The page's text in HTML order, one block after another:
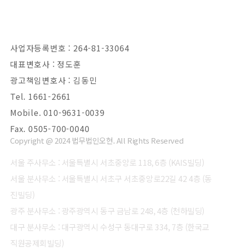
사업자등록번호 : 264-81-33064
대표변호사 : 정도훈
광고책임변호사 : 김동민
Tel. 1661-2661
Mobile. 010-9631-0039
Fax. 0505-700-0040
Copyright @ 2024 법무법인오현. All Rights Reserved
서울 주사무소 : 서울특별시 서초중앙로 118, 6층 (KAIS빌딩)
서울 분사무소 : 서울특별시 서초구 서초중앙로22길 42 4층 (동
진빌딩)
광주 분사무소 : 광주광역시 동구 금남로 248, 4층 (천하빌딩)
대구 분사무소 : 대구광역시 수성구 동대구로 334, 7층 (한국교
직원공제회빌딩)